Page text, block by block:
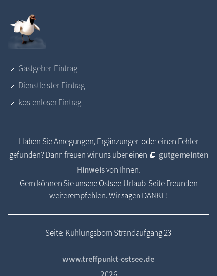
Gastgeber-Eintrag
Dienstleister-Eintrag
kostenloser Eintrag
Haben Sie Anregungen, Ergänzungen oder einen Fehler
gefunden? Dann freuen wir uns über einen
gutgemeinten
Hinweisvon Ihnen.
Gern können Sie unsere Ostsee-Urlaub-Seite Freunden
weiterempfehlen. Wir sagen DANKE!
Seite: Kühlungsborn Strandaufgang 23
www.treffpunkt-ostsee.de